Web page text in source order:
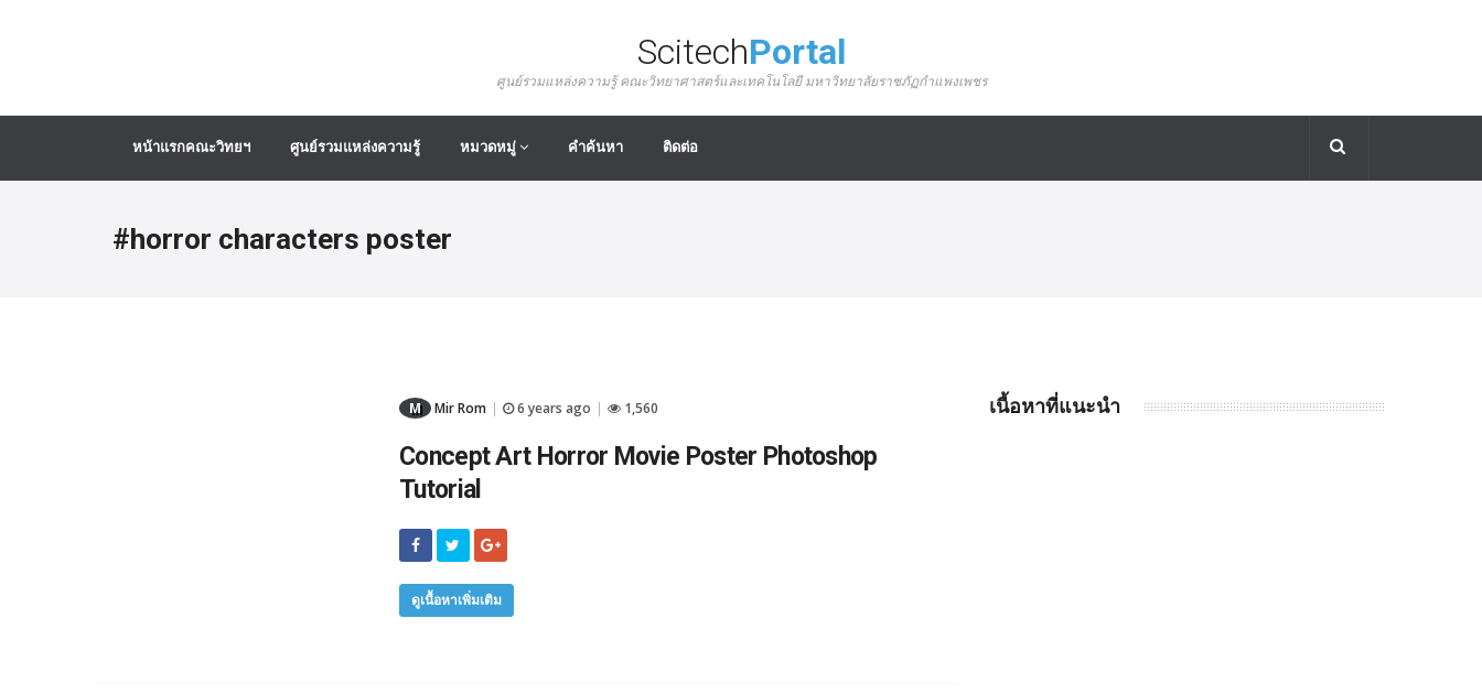
ScitechPortal
ศูนย์รวมแหล่งความรู้ คณะวิทยาศาสตร์และเทคโนโลยี มหาวิทยาลัยราชภัฏกำแพงเพชร
หน้าแรกคณะวิทยฯ ศูนย์รวมแหล่งความรู้ หมวดหมู่ คำค้นหา ติดต่อ
#horror characters poster
M Mir Rom 6 years ago 1,560
Concept Art Horror Movie Poster Photoshop
Tutorial
ดูเนื้อหาเพิ่มเติม
เนื้อหาที่แนะนำ